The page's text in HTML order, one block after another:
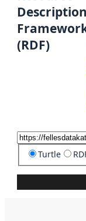
Description
(RDF)
Turtle